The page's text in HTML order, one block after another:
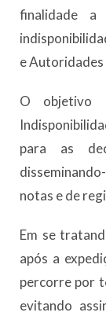
finalidade a
e
O objetivo
para as
notas e de
Em se
após a
percorre por
evitando